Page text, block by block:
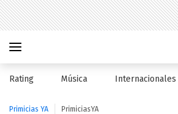
Rating Música Internacionales
Primicias YA PrimiciasYA